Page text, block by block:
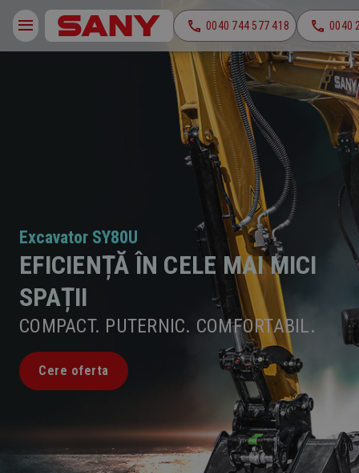
0040 744 577 418 0040
Excavator SY80U
EFICIENȚĂ ÎN CELE MAI MICI
SPAȚII
COMPACT. PUTERNIC. COMFORTABIL.
Cere oferta